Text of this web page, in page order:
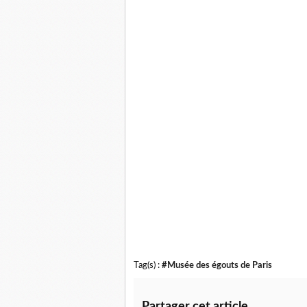
Tag(s) : #Musée des égouts de Paris